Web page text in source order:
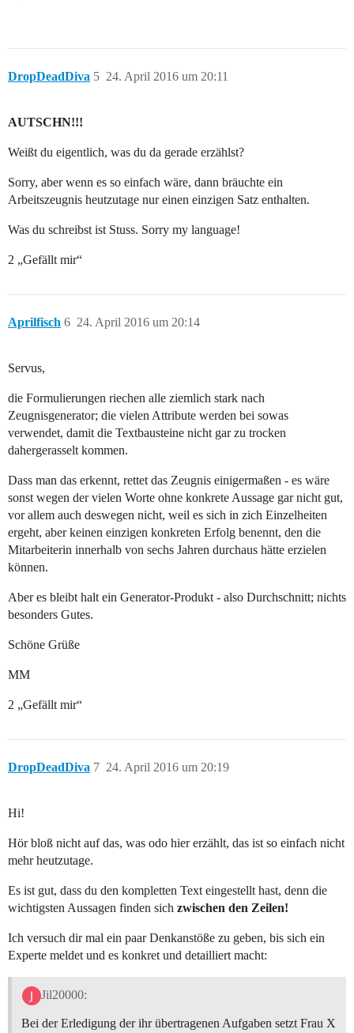
DropDeadDiva 24. April 2016 um 20:11
5
AUTSCHN!!!
Weißt du eigentlich, was du da gerade erzählst?
Sorry, aber wenn es so einfach wäre, dann bräuchte ein
Arbeitszeugnis heutzutage nur einen einzigen Satz enthalten.
Was du schreibst ist Stuss. Sorry my language!
2 „Gefällt mir“
Aprilfisch 24. April 2016 um 20:14
6
Servus,
die Formulierungen riechen alle ziemlich stark nach
Zeugnisgenerator; die vielen Attribute werden bei sowas
verwendet, damit die Textbausteine nicht gar zu trocken
dahergerasselt kommen.
Dass man das erkennt, rettet das Zeugnis einigermaßen - es wäre
sonst wegen der vielen Worte ohne konkrete Aussage gar nicht gut,
vor allem auch deswegen nicht, weil es sich in zich Einzelheiten
ergeht, aber keinen einzigen konkreten Erfolg benennt, den die
Mitarbeiterin innerhalb von sechs Jahren durchaus hätte erzielen
können.
Aber es bleibt halt ein Generator-Produkt - also Durchschnitt; nichts
besonders Gutes.
Schöne Grüße
MM
2 „Gefällt mir“
DropDeadDiva 24. April 2016 um 20:19
7
Hi!
Hör bloß nicht auf das, was odo hier erzählt, das ist so einfach nicht
mehr heutzutage.
Es ist gut, dass du den kompletten Text eingestellt hast, denn die
wichtigsten Aussagen finden sich zwischen den Zeilen!
Ich versuch dir mal ein paar Denkanstöße zu geben, bis sich ein
Experte meldet und es konkret und detailliert macht:
Jil20000:
Bei der Erledigung der ihr übertragenen Aufgaben setzt Frau X